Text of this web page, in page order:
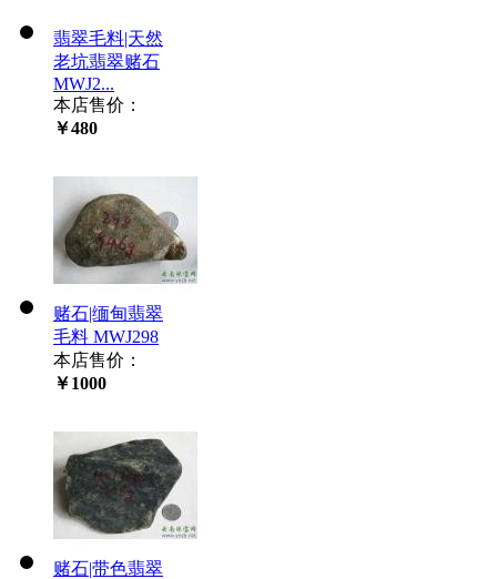
翡翠毛料|天然
老坑翡翠赌石
MWJ2...
本店售价：
￥480
赌石|缅甸翡翠
毛料 MWJ298
本店售价：
￥1000
赌石|带色翡翠